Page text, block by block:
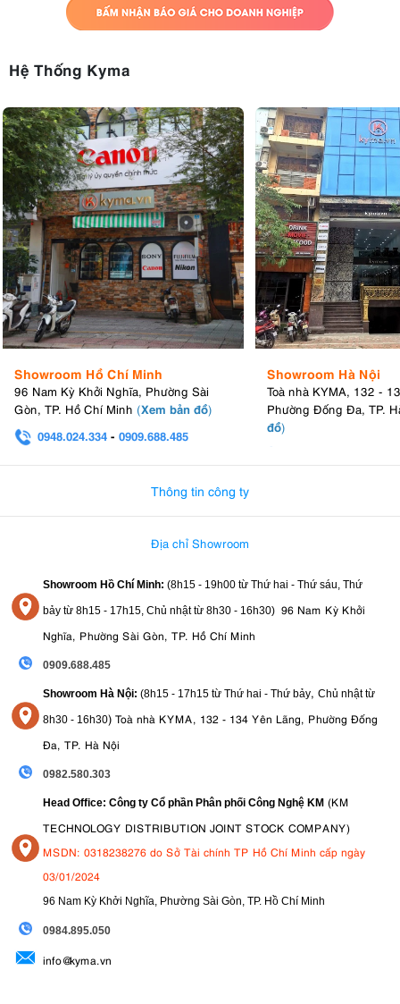
Hệ Thống Kyma
Showroom Hồ Chí Minh
96 Nam Kỳ Khởi Nghĩa, Phường Sài
Gòn, TP. Hồ Chí Minh (Xem bản đồ)
0948.024.334 - 0909.688.485
Showroom Hà Nội
Toà nhà KYMA, 132 -
Phường Đống Đa, TP.
đồ)
Thông tin công ty
Địa chỉ Showroom
Showroom Hồ Chí Minh: (8h15 - 19h00 từ Thứ hai - Thứ sáu, Thứ
bảy từ 8h15 - 17h15, Chủ nhật từ 8h30 - 16h30) 96 Nam Kỳ Khởi
Nghĩa, Phường Sài Gòn, TP. Hồ Chí Minh
0909.688.485
Showroom Hà Nội: (8h15 - 17h15 từ Thứ hai - Thứ bảy, Chủ nhật từ
8h30 - 16h30) Toà nhà KYMA, 132 - 134 Yên Lãng, Phường Đống
Đa, TP. Hà Nội
0982.580.303
Head Office: Công ty Cổ phần Phân phối Công Nghệ KM (KM
TECHNOLOGY DISTRIBUTION JOINT STOCK COMPANY)
MSDN: 0318238276 do Sở Tài chính TP Hồ Chí Minh cấp ngày
03/01/2024
96 Nam Kỳ Khởi Nghĩa, Phường Sài Gòn, TP. Hồ Chí Minh
0984.895.050
info@kyma.vn